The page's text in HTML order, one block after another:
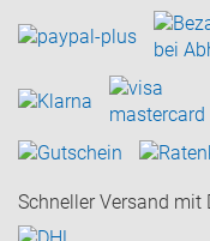
Schneller Versand mit